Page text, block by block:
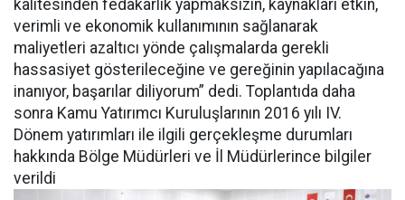
kalitesinden fedakârlık yapmaksızın, kaynakları etkin,
verimli ve ekonomik kullanımının sağlanarak
maliyetleri azaltıcı yönde çalışmalarda gerekli
hassasiyet gösterileceğine ve gereğinin yapılacağına
inanıyor, başarılar diliyorum” dedi. Toplantıda daha
sonra Kamu Yatırımcı Kuruluşlarının 2016 yılı IV.
Dönem yatırımları ile ilgili gerçekleşme durumları
hakkında Bölge Müdürleri ve İl Müdürlerince bilgiler
verildi